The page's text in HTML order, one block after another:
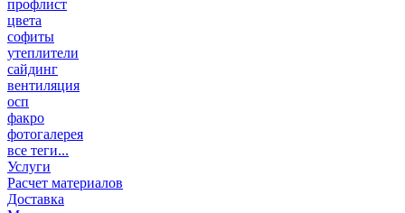
профлист
цвета
софиты
утеплители
сайдинг
вентиляция
осп
факро
фотогалерея
все теги...
Услуги
Расчет материалов
Доставка